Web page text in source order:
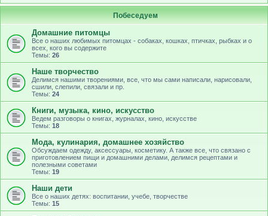
Побеседуем
Домашние питомцы
Все о наших любимых питомцах - собаках, кошках, птичках, рыбках и о
всех, кого вы содержите
Темы: 26
Наше творчество
Делимся нашими творениями, все, что мы сами написали, нарисовали,
сшили, слепили, связали и пр.
Темы: 24
Книги, музыка, кино, искусство
Ведем разговоры о книгах, журналах, кино, искусстве
Темы: 18
Мода, кулинария, домашнее хозяйство
Обсуждаем одежду, аксессуары, косметику. А также все, что связано с
приготовлением пищи и домашними делами, делимся рецептами и
полезными советами
Темы: 19
Наши дети
Все о наших детях: воспитании, учебе, творчестве
Темы: 15